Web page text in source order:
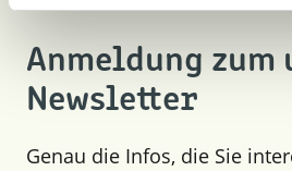
Anmeldung zum
Newsletter
Genau die Infos, die Sie